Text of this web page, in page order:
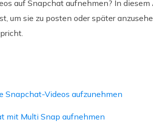
auf Snapchat aufnehmen? In
um sie zu posten oder später
Snapchat-Videos aufzunehmen
mit Multi Snap aufnehmen